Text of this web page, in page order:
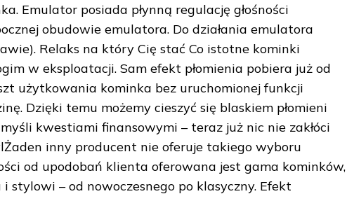
Emulator posiada płynną regulację głośności
obudowie emulatora. Do działania emulatora
Relaks na który Cię stać Co istotne kominki
w eksploatacji. Sam efekt płomienia pobiera już od
użytkowania kominka bez uruchomionej funkcji
Dzięki temu możemy cieszyć się blaskiem płomieni
kwestiami finansowymi – teraz już nic nie zakłóci
inny producent nie oferuje takiego wyboru
od upodobań klienta oferowana jest gama kominków,
– od nowoczesnego po klasyczny. Efekt